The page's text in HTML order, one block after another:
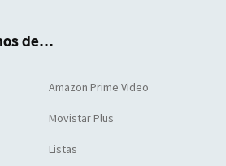
de...
Amazon Prime Video
Movistar Plus
Listas